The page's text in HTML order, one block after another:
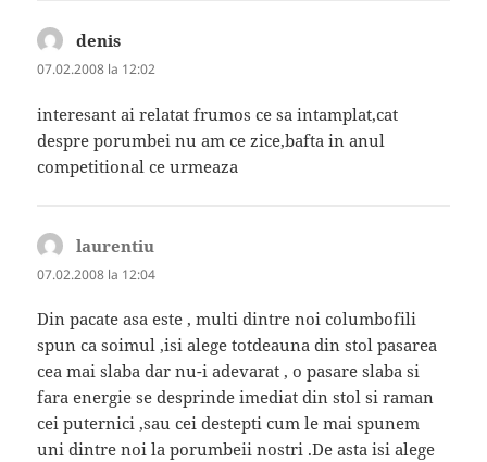
denis
07.02.2008 la 12:02
interesant ai relatat frumos ce sa intamplat,cat
despre porumbei nu am ce zice,bafta in anul
competitional ce urmeaza
laurentiu
07.02.2008 la 12:04
Din pacate asa este , multi dintre noi columbofili
spun ca soimul ,isi alege totdeauna din stol pasarea
cea mai slaba dar nu-i adevarat , o pasare slaba si
fara energie se desprinde imediat din stol si raman
cei puternici ,sau cei destepti cum le mai spunem
uni dintre noi la porumbeii nostri .De asta isi alege